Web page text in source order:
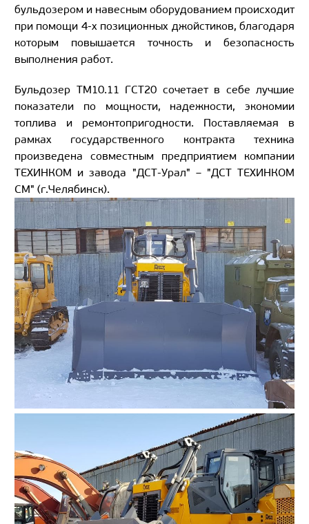
бульдозером и навесным оборудованием происходит
при помощи 4-х позиционных джойстиков, благодаря
которым повышается точность и безопасность
выполнения работ.
Бульдозер ТМ10.11 ГСТ20 сочетает в себе лучшие
показатели по мощности, надежности, экономии
топлива и ремонтопригодности. Поставляемая в
рамках государственного контракта техника
произведена совместным предприятием компании
ТЕХИНКОМ и завода "ДСТ-Урал" – "ДСТ ТЕХИНКОМ
СМ" (г.Челябинск).